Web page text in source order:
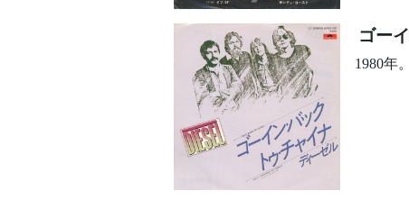
ゴー
1980年